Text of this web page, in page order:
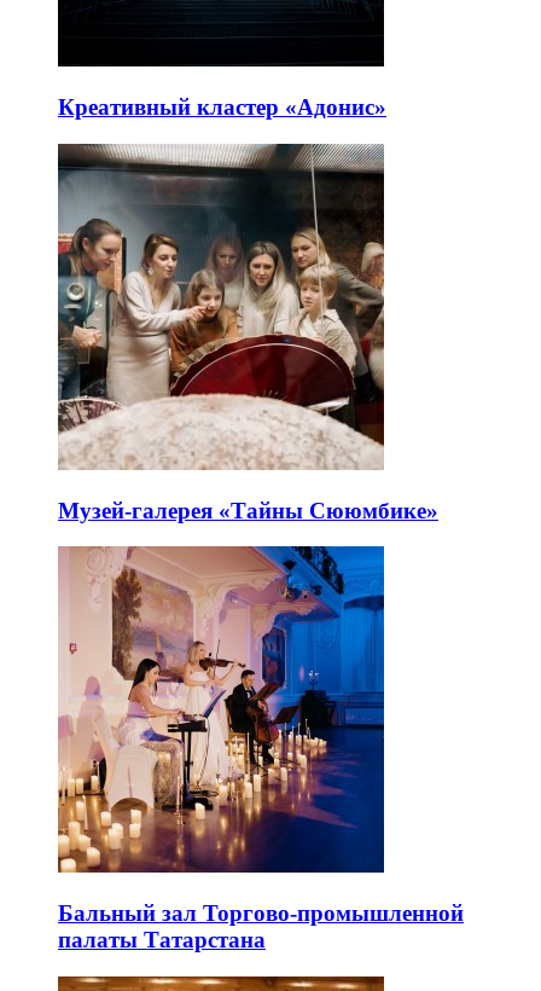
Креативный кластер «Адонис»
Музей-галерея «Тайны Сююмбике»
Бальный зал Торгово-промышленной
палаты Татарстана